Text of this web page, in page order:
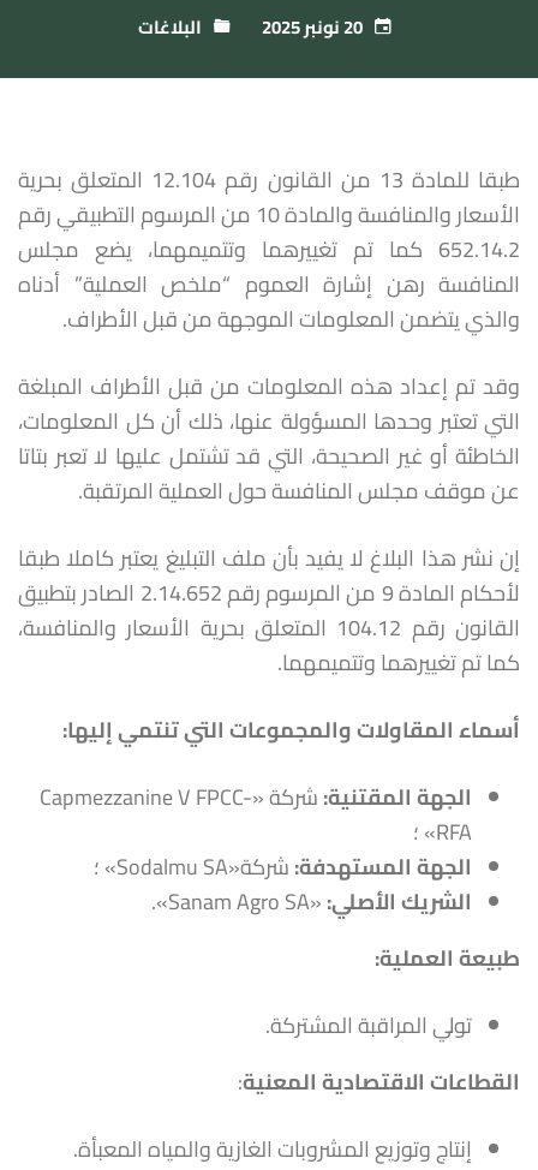
البلاغات
طبقا للمادة 13 من القانون رقم 12.104 المتعلق بحرية
الأسعار والمنافسة والمادة 10 من المرسوم التطبيقي رقم
652.14.2 كما تم تغييرهما وتتميمهما، يضع مجلس
المنافسة رهن إشارة العموم “ملخص العملية” أدناه
والذي يتضمن المعلومات الموجهة من قبل الأطراف.
وقد تم إعداد هذه المعلومات من قبل الأطراف المبلغة
التي تعتبر وحدها المسؤولة عنها، ذلك أن كل المعلومات،
الخاطئة أو غير الصحيحة، التي قد تشتمل عليها لا تعبر بتاتا
عن موقف مجلس المنافسة حول العملية المرتقبة.
إن نشر هذا البلاغ لا يفيد بأن ملف التبليغ يعتبر كاملا طبقا
لأحكام المادة 9 من المرسوم رقم 2.14.652 الصادر بتطبيق
القانون رقم 104.12 المتعلق بحرية الأسعار والمنافسة،
كما تم تغييرهما وتتميمهما.
أسماء المقاولات والمجموعات التي تنتمي إليها:
الجهةالمقتنية:
شركة «Capmezzanine V FPCC-
RFA» ؛
الجهة المستهدفة:شركة«Sodalmu SA» ؛
الشريك الأصلي:«Sanam Agro SA».
طبيعة العملية:
تولي المراقبة المشتركة.
القطاعات الاقتصادية المعنية:
إنتاج وتوزيع المشروبات الغازية والمياه المعبأة.